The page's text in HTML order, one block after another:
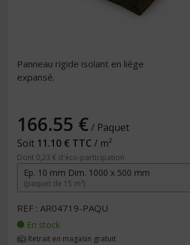
Panneau rigide isolant en liège
expansé.
166.55 €/ Paquet
Soit 11.10 € TTC/ m²
Dont 0,23 € d'éco-participation
Ep. 10 mm Dim. 1000 x 500 mm
(paquet de 15 m²)
REF : AR04719-PAQU
En stock
Retrait en magasin gratuit